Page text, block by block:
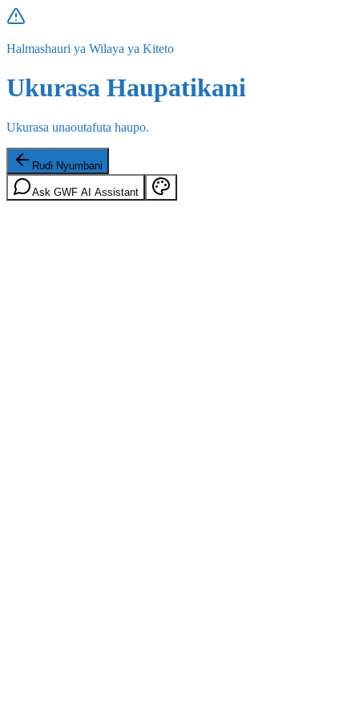
Halmashauri ya Wilaya ya Kiteto
Ukurasa Haupatikani
Ukurasa unaoutafuta haupo.
Rudi Nyumbani
Ask GWF AI Assistant